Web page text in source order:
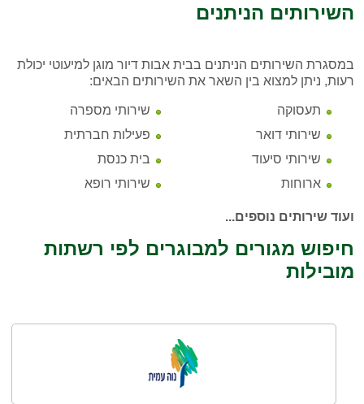
השירותים הניתנים
במסגרת השירותים הניתנים בבית אבות דיור מוגן למיעוטי יכולת
רעות, ניתן למצוא בין השאר את השירותים הבאים:
תעסוקה
שירותי דואר
שירותי סיעוד
ארוחות
שירותי מספרה
פעילות חברתית
בית כנסת
שירותי רופא
ועוד שירותים נוספים...
חיפוש מגורים למבוגרים לפי רשתות
מובילות